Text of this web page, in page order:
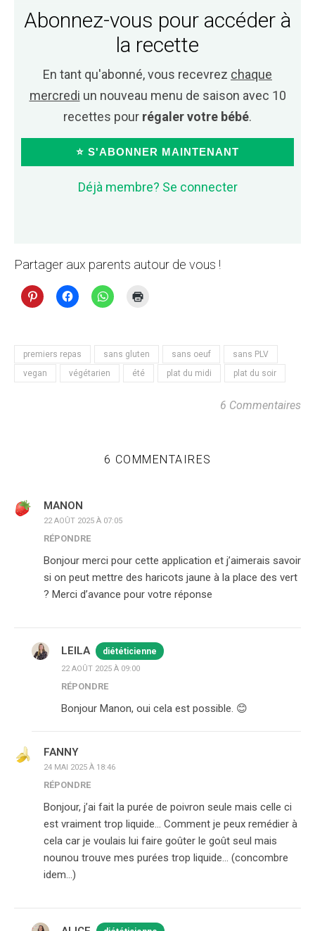
Abonnez-vous pour accéder à
la recette
En tant qu'abonné, vous recevrez chaque
mercredi un nouveau menu de saison avec 10
recettes pour régaler votre bébé.
⭐ S'ABONNER MAINTENANT
Déjà membre? Se connecter
Partager aux parents autour de vous !
premiers repas sans gluten sans oeuf
sans PLV
vegan
végétarien été plat du midi plat du soir
6 Commentaires
6 COMMENTAIRES
MANON
22 AOÛT 2025 À 07:05
RÉPONDRE
Bonjour merci pour cette application et j’aimerais savoir
si on peut mettre des haricots jaune à la place des vert
? Merci d’avance pour votre réponse
LEILA diététicienne
22 AOÛT 2025 À 09:00
RÉPONDRE
Bonjour Manon, oui cela est possible. 😊
FANNY
24 MAI 2025 À 18:46
RÉPONDRE
Bonjour, j’ai fait la purée de poivron seule mais celle ci
est vraiment trop liquide… Comment je peux remédier à
cela car je voulais lui faire goûter le goût seul mais
nounou trouve mes purées trop liquide… (concombre
idem…)